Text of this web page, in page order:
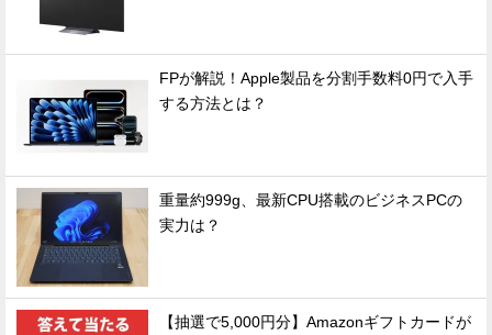
FPが解説！Apple製品を分割手数料0円で入手
する方法とは？
重量約999g、最新CPU搭載のビジネスPCの
実力は？
【抽選で5,000円分】Amazonギフトカードが